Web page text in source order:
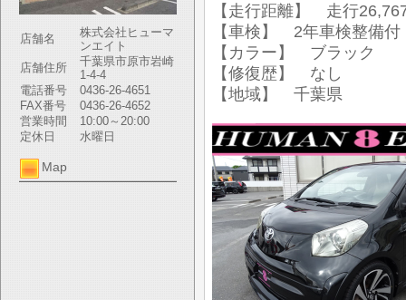
店舗名
株式会社ヒューマ
ンエイト
店舗住所
千葉県市原市岩崎
1-4-4
電話番号
0436-26-4651
FAX番号
0436-26-4652
営業時間
10:00～20:00
定休日
水曜日
Map
【走行距離】 走行
【車検】 2年車検整備付
【カラー】 ブラック
【修復歴】 なし
【地域】 千葉県